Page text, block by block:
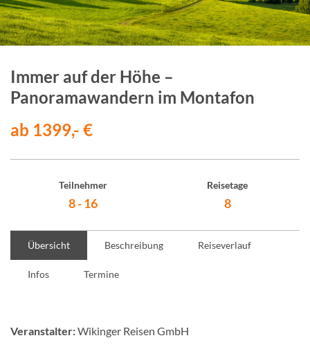
Immer auf der Höhe –
Panoramawandern im Montafon
ab 1399,- €
Teilnehmer
8 - 16
Reisetage
8
Übersicht Beschreibung Reiseverlauf
Infos Termine
Veranstalter:Wikinger Reisen GmbH